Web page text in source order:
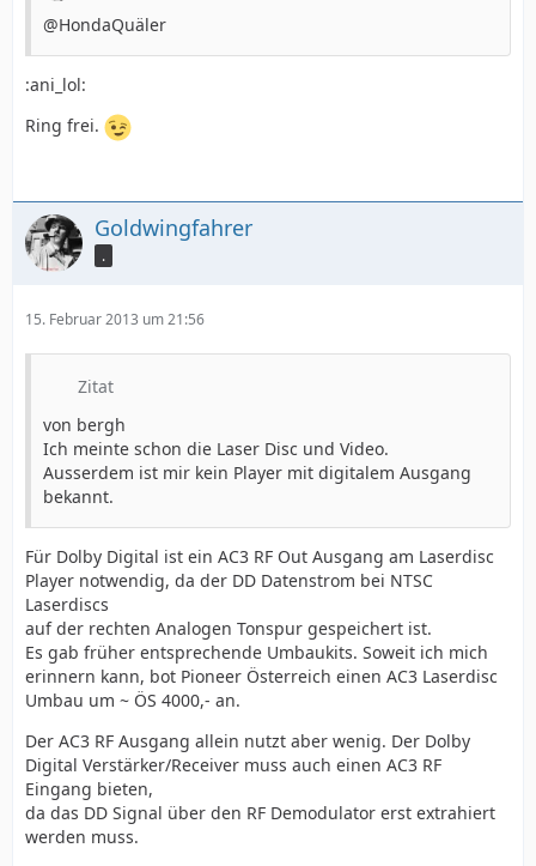
@HondaQuäler
:ani_lol:
Ring frei.
Goldwingfahrer
.
15. Februar 2013 um 21:56
Zitat
von bergh
Ich meinte schon die Laser Disc und Video.
Ausserdem ist mir kein Player mit digitalem Ausgang
bekannt.
Für Dolby Digital ist ein AC3 RF Out Ausgang am Laserdisc
Player notwendig, da der DD Datenstrom bei NTSC
Laserdiscs
auf der rechten Analogen Tonspur gespeichert ist.
Es gab früher entsprechende Umbaukits. Soweit ich mich
erinnern kann, bot Pioneer Österreich einen AC3 Laserdisc
Umbau um ~ ÖS 4000,- an.
Der AC3 RF Ausgang allein nutzt aber wenig. Der Dolby
Digital Verstärker/Receiver muss auch einen AC3 RF
Eingang bieten,
da das DD Signal über den RF Demodulator erst extrahiert
werden muss.